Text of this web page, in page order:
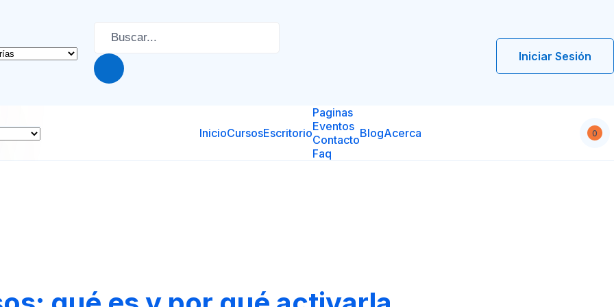
Iniciar Sesión
InicioCursosEscritorio
Paginas
Eventos
Contacto
Faq
BlogAcerca 0